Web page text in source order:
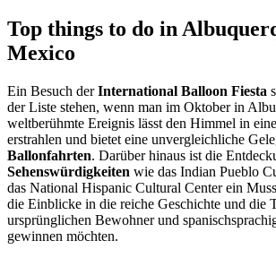
Top things to do in
Mexico
Ein Besuch derInternational Balloon Fiesta
der Liste stehen, wenn man im Oktober in
weltberühmte Ereignis lässt den Himmel in
erstrahlen und bietet eine unvergleichliche
Ballonfahrten. Darüber hinaus ist die
Sehenswürdigkeiten wie das Indian Pueblo
das National Hispanic Cultural Center ein
die Einblicke in die reiche Geschichte und die
ursprünglichen Bewohner und
gewinnen möchten.